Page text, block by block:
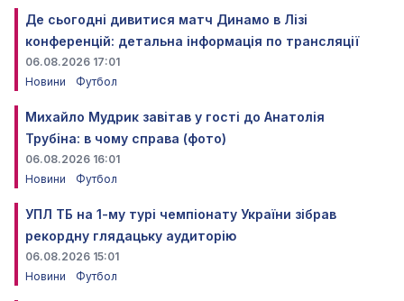
Де сьогодні дивитися матч Динамо в Лізі
конференцій: детальна інформація по трансляції
06.08.2026 17:01
Новини
Футбол
Михайло Мудрик завітав у гості до Анатолія
Трубіна: в чому справа (фото)
06.08.2026 16:01
Новини
Футбол
УПЛ ТБ на 1-му турі чемпіонату України зібрав
рекордну глядацьку аудиторію
06.08.2026 15:01
Новини
Футбол